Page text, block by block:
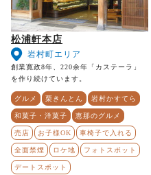
松浦軒本店
岩村町エリア
創業寛政8年、220余年「カステーラ」
を作り続けています。
グルメ 栗きんとん 岩村かすてら
和菓子・洋菓子 恵那のグルメ
売店 お子様OK 車椅子で入れる
全面禁煙 ロケ地 フォトスポット
デートスポット